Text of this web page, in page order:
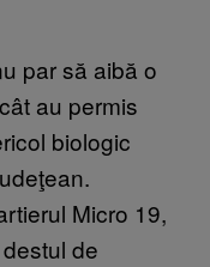
par să aibă o
au permis
biologic
Micro 19,
de